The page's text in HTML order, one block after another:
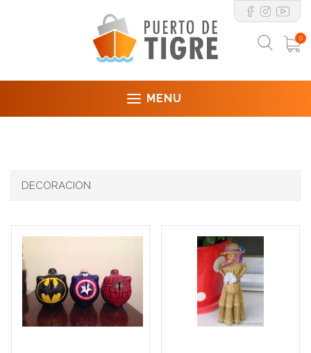
0
MENU
DECORACION